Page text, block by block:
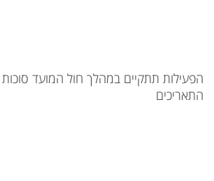
הפעילות תתקיים במהלך חול המועד סוכות
התאריכים